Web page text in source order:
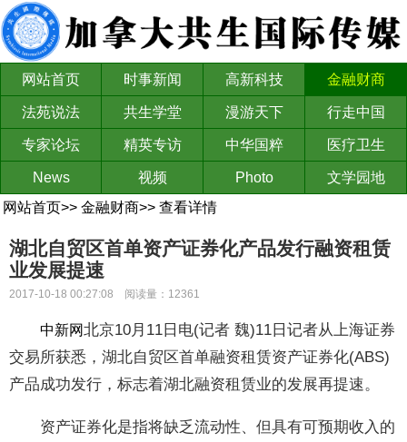
网站首页 时事新闻 高新科技 金融财商
法苑说法 共生学堂 漫游天下 行走中国
专家论坛 精英专访 中华国粹 医疗卫生
News 视频 Photo
文学园地
网站首页>> 金融财商>> 查看详情
湖北自贸区首单资产证券化产品发行融资租赁
业发展提速
2017-10-18 00:27:08 阅读量：12361
中新网北京10月11日电(记者 魏)11日记者从上海证券
交易所获悉，湖北自贸区首单融资租赁资产证券化(ABS)
产品成功发行，标志着湖北融资租赁业的发展再提速。
资产证券化是指将缺乏流动性、但具有可预期收入的